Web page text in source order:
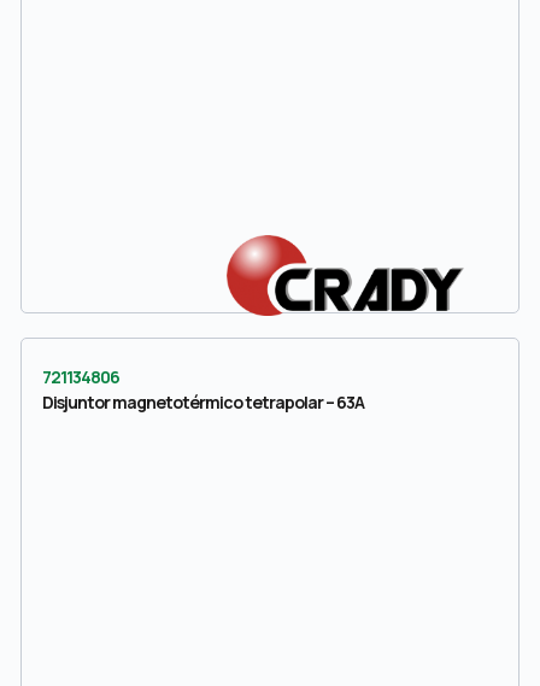
721134806
Disjuntor magnetotérmico tetrapolar – 63A